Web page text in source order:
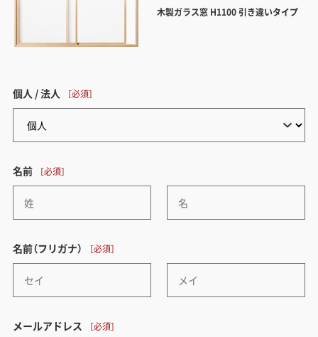
木製ガラス窓 H1100 引き違いタイプ
個人 / 法人
名前
名前（フリガナ）
メールアドレス